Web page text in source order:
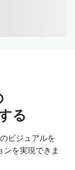
る
ビジュアルを
を実現できま